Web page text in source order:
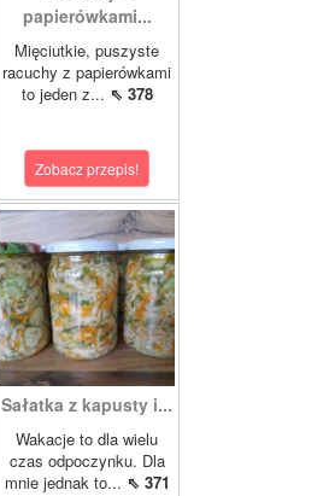
papierówkami...
Mięciutkie, puszyste
racuchy z papierówkami
to jeden z... ⇖ 378
Zobacz przepis!
Sałatka z kapusty i...
Wakacje to dla wielu
czas odpoczynku. Dla
mnie jednak to... ⇖ 371